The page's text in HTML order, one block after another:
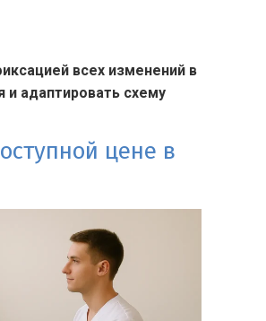
всех изменений в
и адаптировать схему
цене в